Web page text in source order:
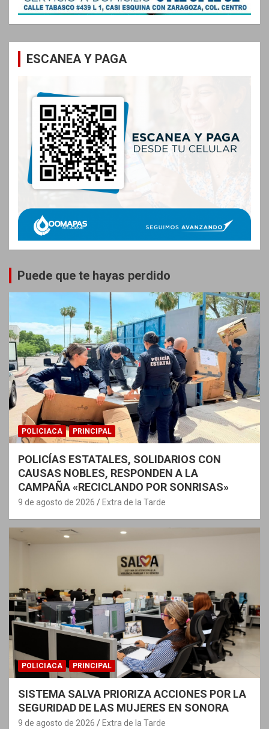
ESCANEA Y PAGA
Puede que te hayas perdido
POLICIACA PRINCIPAL
POLICÍAS ESTATALES, SOLIDARIOS CON
CAUSAS NOBLES, RESPONDEN A LA
CAMPAÑA «RECICLANDO POR SONRISAS»
9 de agosto de 2026 Extra de la Tarde
POLICIACA PRINCIPAL
SISTEMA SALVA PRIORIZA ACCIONES POR LA
SEGURIDAD DE LAS MUJERES EN SONORA
9 de agosto de 2026 Extra de la Tarde